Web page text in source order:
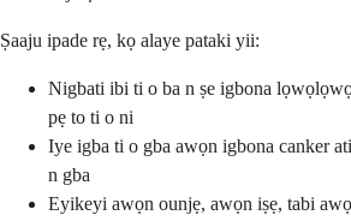
Ṣaaju ipade rẹ, kọ alaye pataki yii:
Nigbati ibi ti o ba n ṣe igbona
pẹ to ti o ni
Iye igba ti o gba awọn igbona canker
n gba
Eyikeyi awọn ounjẹ, awọn iṣẹ, tabi